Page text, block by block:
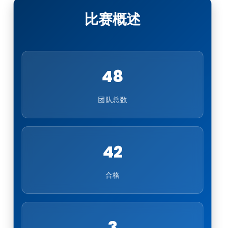
比赛概述
48
团队总数
42
合格